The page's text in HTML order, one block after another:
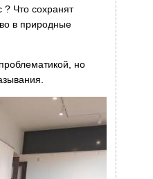
Что сохранят
в природные
но